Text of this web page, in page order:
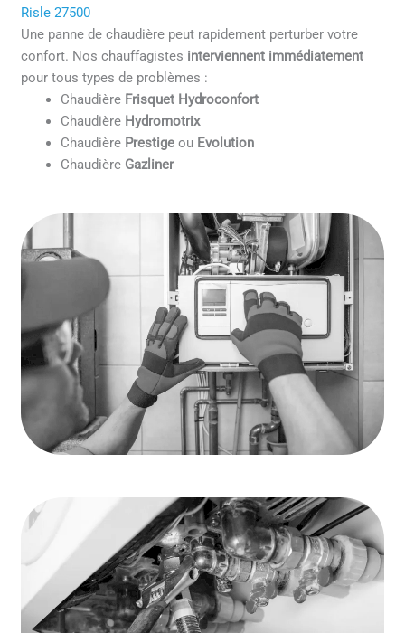
Risle 27500
Une panne de chaudière peut rapidement perturber votre
confort. Nos chauffagistes interviennent immédiatement
pour tous types de problèmes :
Chaudière Frisquet Hydroconfort
Chaudière Hydromotrix
Chaudière Prestige ou Evolution
Chaudière Gazliner